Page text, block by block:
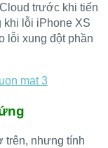
trước khi tiến
khi lỗi iPhone XS
lỗi xung đột phần
trên, nhưng tính